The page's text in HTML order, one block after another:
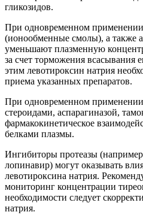
гликозидов.
При одновременном
(ионообменные смолы), а также
уменьшают плазменную
за счет торможения всасывания
этим левотироксин натрия
приема указанных препаратов.
При одновременном
стероидами, аспарагиназой,
фармакокинетическое
белками плазмы.
Ингибиторы протеазы
лопинавир) могут оказывать
левотироксина натрия.
мониторинг концентрации
необходимости следует
натрия.